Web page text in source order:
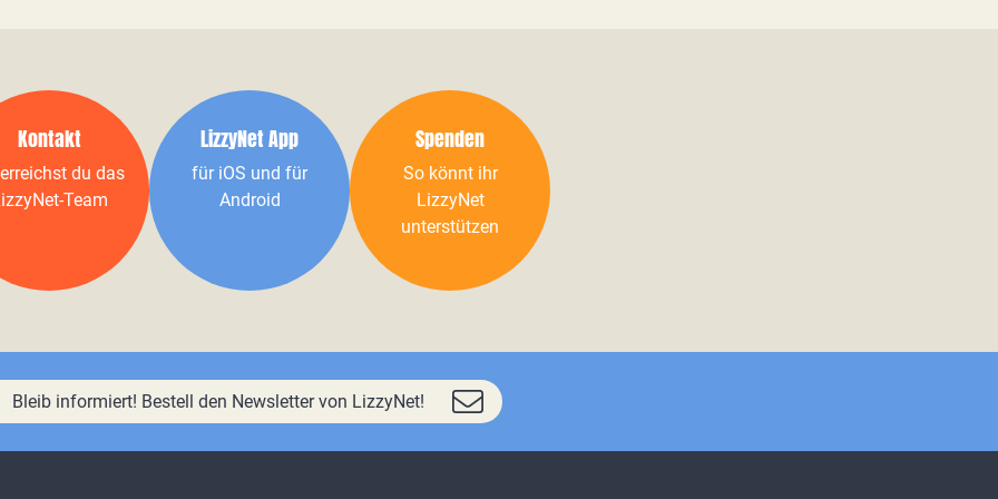
Kontakt
du das
Team
LizzyNet App
für iOS und für
Android
Spenden
So könnt ihr
LizzyNet
unterstützen
Bleib informiert! Bestell den Newsletter von LizzyNet!